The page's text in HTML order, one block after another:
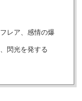
レア、感情の爆
閃光を発する